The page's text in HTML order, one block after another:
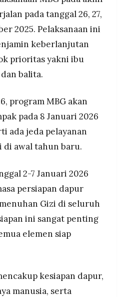
pada tanggal 26, 27,
2025. Pelaksanaan ini
keberlanjutan
prioritas yakni ibu
balita.
program MBG akan
pada 8 Januari 2026
ada jeda pelayanan
di awal tahun baru.
2-7 Januari 2026
persiapan dapur
Gizi di seluruh
ini sangat penting
elemen siap
kesiapan dapur,
manusia, serta